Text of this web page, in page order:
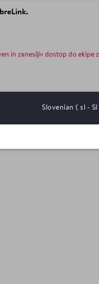
in zanesljiv dostop do ekipe
Slovenian ( sl - SI